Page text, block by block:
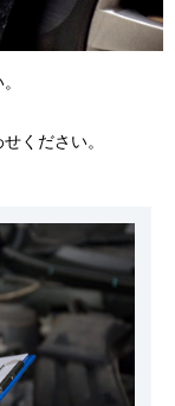
ください。